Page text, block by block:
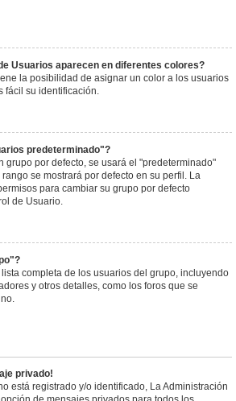
Usuarios aparecen en diferentes colores?
la posibilidad de asignar un color a los usuarios
fácil su identificación.
predeterminado"?
grupo por defecto, se usará el "predeterminado"
se mostrará por defecto en su perfil. La
para cambiar su grupo por defecto
de Usuario.
completa de los usuarios del grupo, incluyendo
y otros detalles, como los foros que se
privado!
está registrado y/o identificado, La Administración